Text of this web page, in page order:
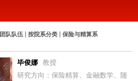
团队队伍 按院系分类 保险与精算系
毕俊娜
教授
研究方向：保险精算、金融数学、随